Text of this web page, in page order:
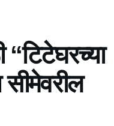
सीमेवरील